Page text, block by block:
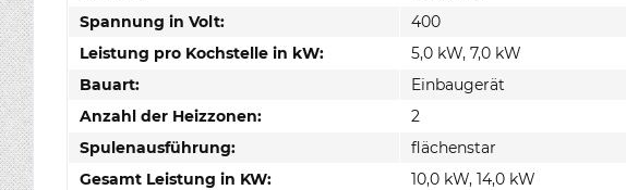
Spannung in Volt:
400
Leistung pro Kochstelle in kW:
5,0 kW, 7,0 kW
Bauart:
Einbaugerät
Anzahl der Heizzonen:
2
Spulenausführung:
flächenstar
Gesamt Leistung in KW:
10,0 kW, 14,0 kW